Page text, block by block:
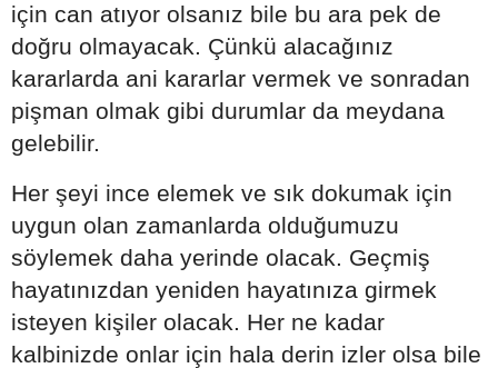
için can atıyor olsanız bile bu ara pek de
doğru olmayacak. Çünkü alacağınız
kararlarda ani kararlar vermek ve sonradan
pişman olmak gibi durumlar da meydana
gelebilir.
Her şeyi ince elemek ve sık dokumak için
uygun olan zamanlarda olduğumuzu
söylemek daha yerinde olacak. Geçmiş
hayatınızdan yeniden hayatınıza girmek
isteyen kişiler olacak. Her ne kadar
kalbinizde onlar için hala derin izler olsa bile